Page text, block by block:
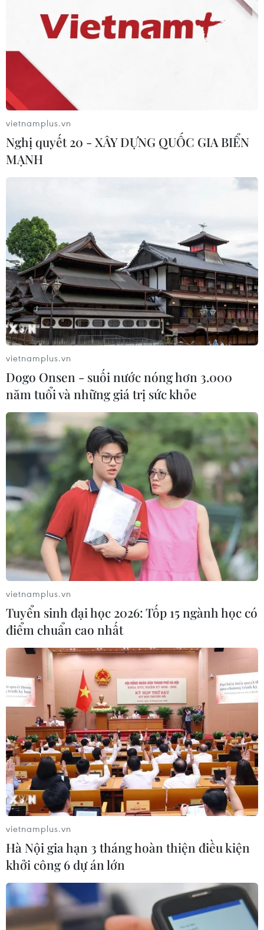
Nhạc sỹ-ca sỹ Cohen, tác giả ca khúc
"Hallelujah" qua đời
11/11/2016 04:02
Sau Prince và David Bowie, làng nhạc thế giới lại chịu
"Hallelujah," đã qua đời ngày 10/11.
vietnamplus.vn
Nghị quyết 20 - XÂY DỰNG QUỐC GIA BIỂN
MẠNH
vietnamplus.vn
Dogo Onsen - suối nước nóng hơn 3.000
năm tuổi và những giá trị sức khỏe
vietnamplus.vn
Tuyển sinh đại học 2026: Tốp 15 ngành học có
điểm chuẩn cao nhất
vietnamplus.vn
Hà Nội gia hạn 3 tháng hoàn thiện điều kiện
khởi công 6 dự án lớn